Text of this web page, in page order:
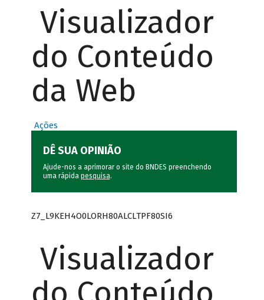
Visualizador
do Conteúdo
da Web
Ações
DÊ SUA OPINIÃO
Ajude-nos a aprimorar o site do BNDES preenchendo
uma rápida pesquisa.
Z7_L9KEH4O0LORH80ALCLTPF80SI6
Visualizador